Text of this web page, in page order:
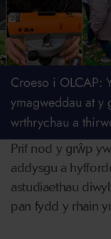
Croeso i OLCAP:
ymagweddau at
wrthrychau a
Prif nod y grŵp
addysgu a
astudiaethau
pan fydd y rhain